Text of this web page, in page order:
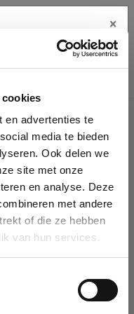
en advertenties te
media te bieden
Ook delen we
site met onze
en analyse. Deze
met andere
of die ze hebben
van hun services.
details
database, you can create
×
cette erreur à votre